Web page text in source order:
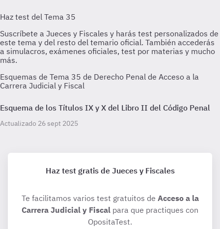
Esquemas de Tema 35 de Derecho Penal de Acceso a la
Carrera Judicial y Fiscal
Esquema de los Títulos IX y X del Libro II del Código Penal
Actualizado 26 sept 2025
Haz test gratis de Jueces y Fiscales
Te facilitamos varios test gratuitos de Acceso a la
Carrera Judicial y Fiscal para que practiques con
OpositaTest.